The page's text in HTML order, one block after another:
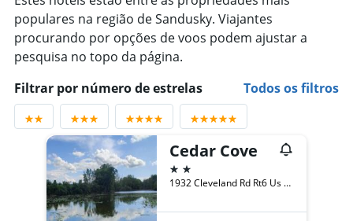
populares na região de Sandusky. Viajantes
procurando por opções de voos podem ajustar a
pesquisa no topo da página.
Filtrar por número de estrelas
Todos os filtros
Cedar Cove
2 estrelas
1932 Cleveland Rd Rt6 Us 6 And Cedar Point Causewa, Sandusky, OH, Estados Unidos